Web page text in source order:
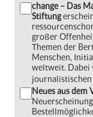
change – Das
Stiftung
großer
Themen der
Menschen,
weltweit. Dabei
journalistischen
Neues aus dem